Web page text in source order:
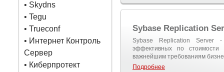
• Skydns
• Tegu
• Trueconf
• Интернет Контроль
Сервер
• Киберпротект
Sybase Replication
Sybase Replication Server
эффективных по стоимости
важнейшим требованиям
Подробнее